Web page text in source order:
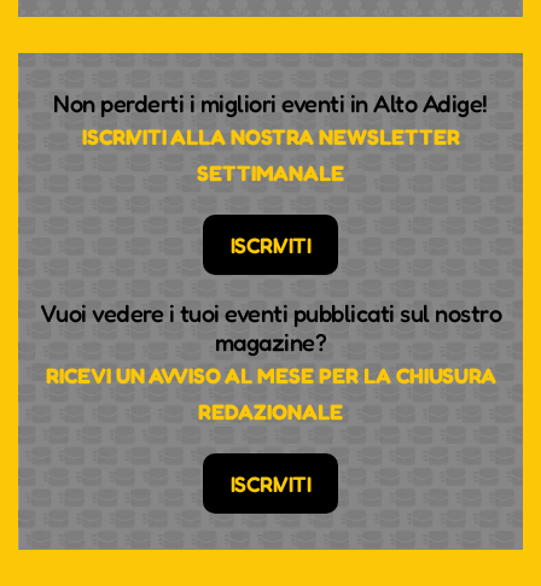
TEMPO UND RHYTHMUS,
PASSION UND PRESSING -
VIELSEITIGKEIT HAT EINEN
Non perderti i migliori eventi in Alto Adige!
ISCRIVITI ALLA NOSTRA NEWSLETTER
SETTIMANALE
ISCRIVITI
Vuoi vedere i tuoi eventi pubblicati sul nostro
magazine?
RICEVI UN AVVISO AL MESE PER LA CHIUSURA
REDAZIONALE
ISCRIVITI